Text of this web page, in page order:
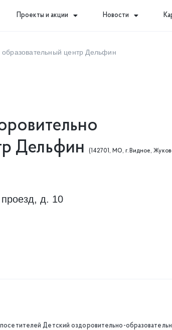
Проекты и акции Новости
центр Дельфин
Дельфин(142701, МО, г.Видное,
д. 10
Детский оздоровительно-